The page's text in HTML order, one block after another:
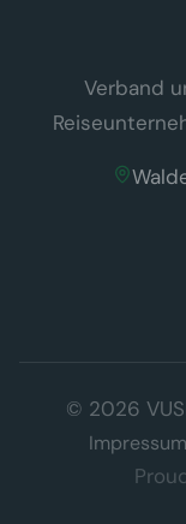
Verband
© 2026
Impressum
Diese Website
TDDDG). Es
eingesetzt.